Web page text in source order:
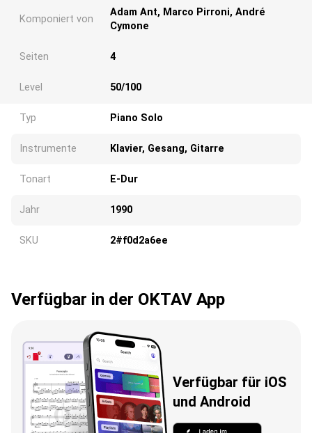
Wird geladen...
Komponiert von
Adam Ant, Marco Pirroni, André
Cymone
Seiten 4
Level 50/100
Typ Piano Solo
Instrumente Klavier, Gesang, Gitarre
Tonart E-Dur
Jahr 1990
SKU 2#f0d2a6ee
Verfügbar in der OKTAV App
Verfügbar für iOS
und Android